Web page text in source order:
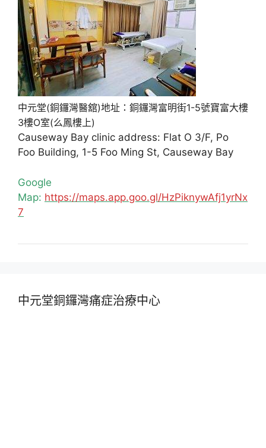
中元堂(銅鑼灣醫舘)地址：銅鑼灣富明街1-5號寶富大樓
3樓O室(么鳳樓上)
Causeway Bay clinic address: Flat O 3/F, Po
Foo Building, 1-5 Foo Ming St, Causeway Bay
Google
Map: https://maps.app.goo.gl/HzPiknywAfj1yrNx
7
中元堂銅鑼灣痛症治療中心